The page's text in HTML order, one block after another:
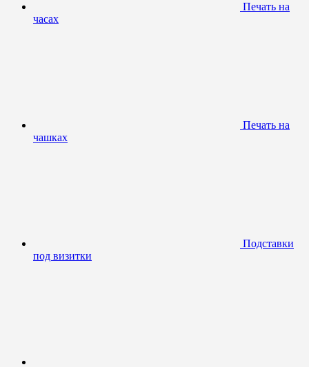
Печать на
часах
Печать на
чашках
Подставки
под визитки